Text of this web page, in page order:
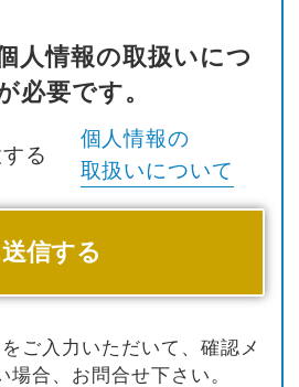
人情報の取扱いにつ
必要です。
る
個人情報の
取扱いについて
ご入力いただいて、確認メ
場合、お問合せ下さい。